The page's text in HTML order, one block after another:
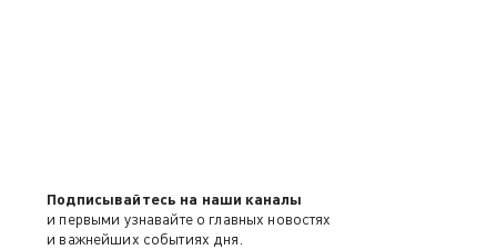
Подписывайтесь на наши каналы
и первыми узнавайте о главных новостях
и важнейших событиях дня.